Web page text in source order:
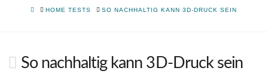
HOMEHOME TESTS SO NACHHALTIG KANN 3D-DRUCK SEIN
So nachhaltig kann 3D-Druck sein